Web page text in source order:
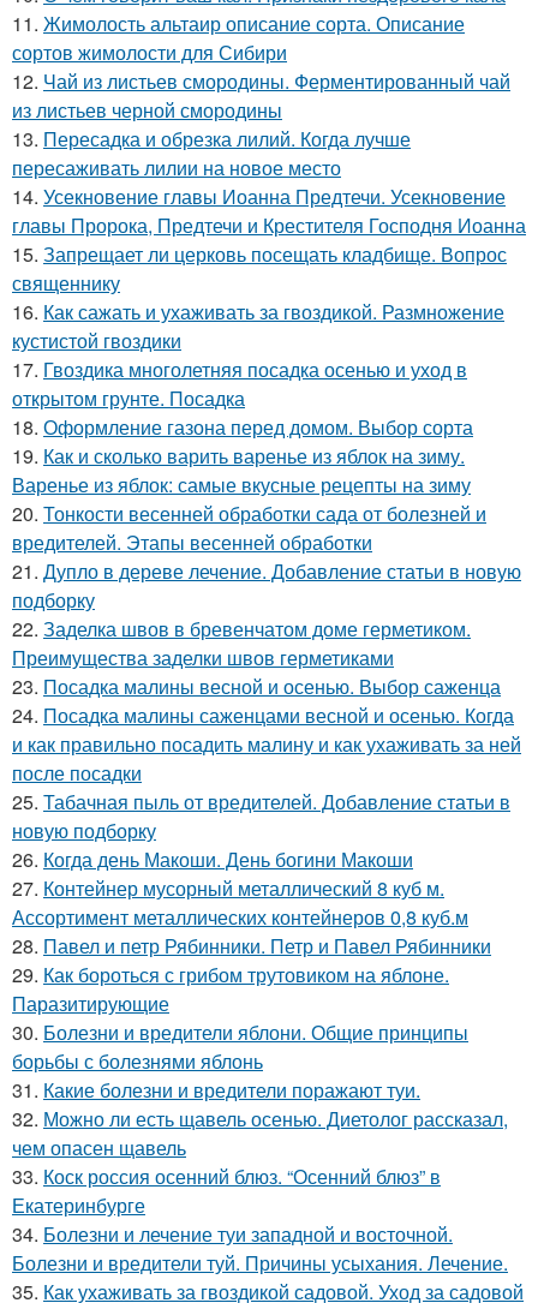
11. Жимолость альтаир описание сорта. Описание
сортов жимолости для Сибири
12. Чай из листьев смородины. Ферментированный чай
из листьев черной смородины
13. Пересадка и обрезка лилий. Когда лучше
пересаживать лилии на новое место
14. Усекновение главы Иоанна Предтечи. Усекновение
главы Пророка, Предтечи и Крестителя Господня Иоанна
15. Запрещает ли церковь посещать кладбище. Вопрос
священнику
16. Как сажать и ухаживать за гвоздикой. Размножение
кустистой гвоздики
17. Гвоздика многолетняя посадка осенью и уход в
открытом грунте. Посадка
18. Оформление газона перед домом. Выбор сорта
19. Как и сколько варить варенье из яблок на зиму.
Варенье из яблок: самые вкусные рецепты на зиму
20. Тонкости весенней обработки сада от болезней и
вредителей. Этапы весенней обработки
21. Дупло в дереве лечение. Добавление статьи в новую
подборку
22. Заделка швов в бревенчатом доме герметиком.
Преимущества заделки швов герметиками
23. Посадка малины весной и осенью. Выбор саженца
24. Посадка малины саженцами весной и осенью. Когда
и как правильно посадить малину и как ухаживать за ней
после посадки
25. Табачная пыль от вредителей. Добавление статьи в
новую подборку
26. Когда день Макоши. День богини Макоши
27. Контейнер мусорный металлический 8 куб м.
Ассортимент металлических контейнеров 0,8 куб.м
28. Павел и петр Рябинники. Петр и Павел Рябинники
29. Как бороться с грибом трутовиком на яблоне.
Паразитирующие
30. Болезни и вредители яблони. Общие принципы
борьбы с болезнями яблонь
31. Какие болезни и вредители поражают туи.
32. Можно ли есть щавель осенью. Диетолог рассказал,
чем опасен щавель
33. Коск россия осенний блюз. “Осенний блюз” в
Екатеринбурге
34. Болезни и лечение туи западной и восточной.
Болезни и вредители туй. Причины усыхания. Лечение.
35. Как ухаживать за гвоздикой садовой. Уход за садовой